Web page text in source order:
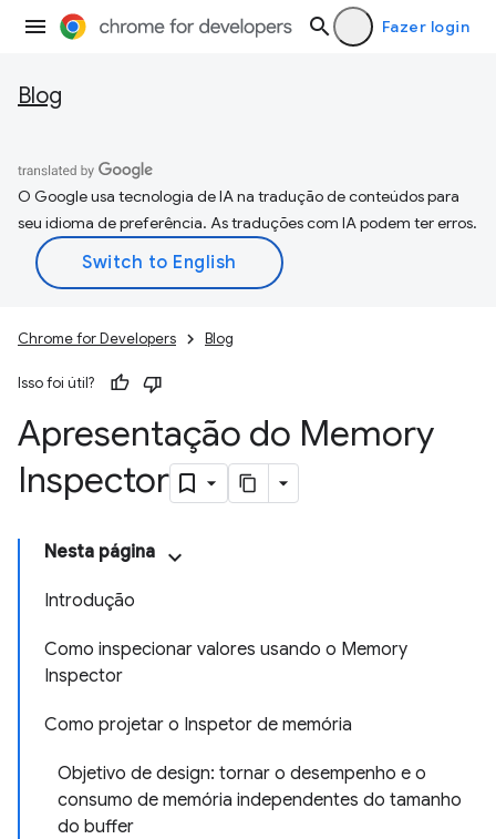
Fazer login
Blog
O Google usa tecnologia de IA na tradução de conteúdos para
seu idioma de preferência. As traduções com IA podem ter erros.
Chrome for Developers Blog
Isso foi útil?
Apresentação do Memory
Inspector
Nesta página
Introdução
Como inspecionar valores usando o Memory
Inspector
Como projetar o Inspetor de memória
Objetivo de design: tornar o desempenho e o
consumo de memória independentes do tamanho
do buffer